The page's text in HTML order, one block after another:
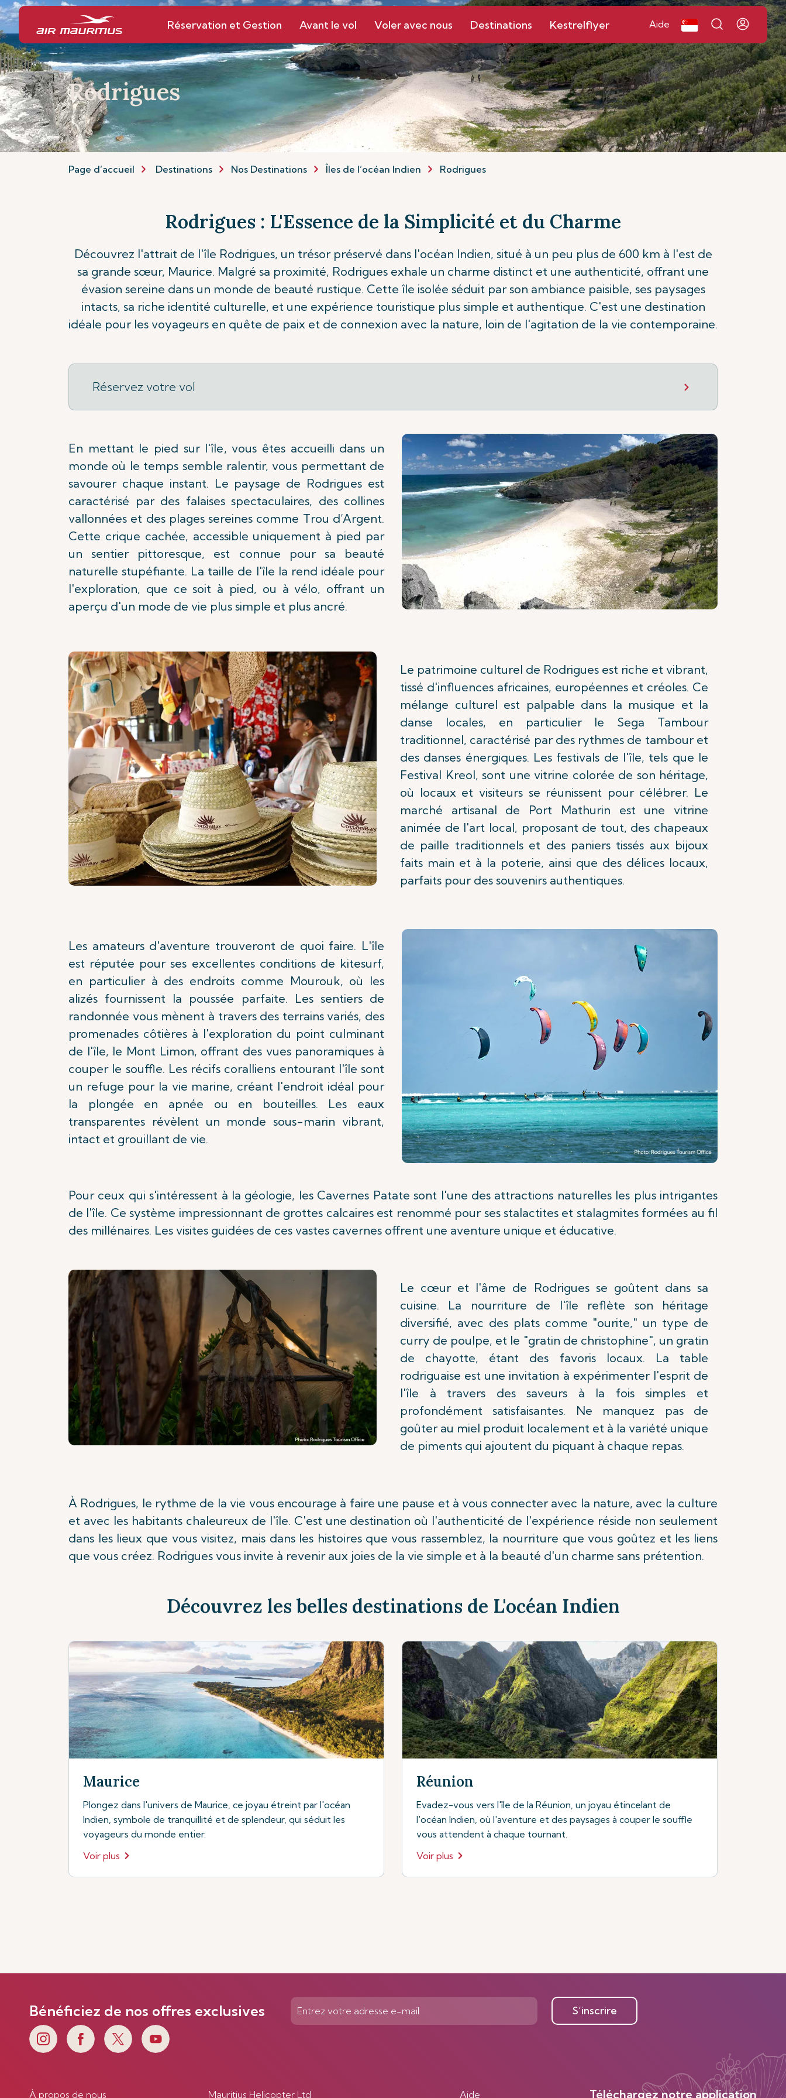
Réservation et Gestion Avant le vol Voler avec nous Destinations Kestrelflyer Aide
Rodrigues
Page d’accueil Destinations Nos Destinations Îles de l’océan Indien Rodrigues
Rodrigues : L'Essence de la Simplicité et du Charme
Découvrez l'attrait de l'île Rodrigues, un trésor préservé dans l'océan Indien, situé à un peu plus de 600 km à l'est de
sa grande sœur, Maurice. Malgré sa proximité, Rodrigues exhale un charme distinct et une authenticité, offrant une
évasion sereine dans un monde de beauté rustique. Cette île isolée séduit par son ambiance paisible, ses paysages
intacts, sa riche identité culturelle, et une expérience touristique plus simple et authentique. C'est une destination
idéale pour les voyageurs en quête de paix et de connexion avec la nature, loin de l'agitation de la vie contemporaine.
Réservez votre vol
En mettant le pied sur l'île, vous êtes accueilli dans un
monde où le temps semble ralentir, vous permettant de
savourer chaque instant. Le paysage de Rodrigues est
caractérisé par des falaises spectaculaires, des collines
vallonnées et des plages sereines comme Trou d’Argent.
Cette crique cachée, accessible uniquement à pied par
un sentier pittoresque, est connue pour sa beauté
naturelle stupéfiante. La taille de l'île la rend idéale pour
l'exploration, que ce soit à pied, ou à vélo, offrant un
aperçu d'un mode de vie plus simple et plus ancré.
Le patrimoine culturel de Rodrigues est riche et vibrant,
tissé d'influences africaines, européennes et créoles. Ce
mélange culturel est palpable dans la musique et la
danse locales, en particulier le Sega Tambour
traditionnel, caractérisé par des rythmes de tambour et
des danses énergiques. Les festivals de l'île, tels que le
Festival Kreol, sont une vitrine colorée de son héritage,
où locaux et visiteurs se réunissent pour célébrer. Le
marché artisanal de Port Mathurin est une vitrine
animée de l'art local, proposant de tout, des chapeaux
de paille traditionnels et des paniers tissés aux bijoux
faits main et à la poterie, ainsi que des délices locaux,
parfaits pour des souvenirs authentiques.
Les amateurs d'aventure trouveront de quoi faire. L'île
est réputée pour ses excellentes conditions de kitesurf,
en particulier à des endroits comme Mourouk, où les
alizés fournissent la poussée parfaite. Les sentiers de
randonnée vous mènent à travers des terrains variés, des
promenades côtières à l'exploration du point culminant
de l'île, le Mont Limon, offrant des vues panoramiques à
couper le souffle. Les récifs coralliens entourant l'île sont
un refuge pour la vie marine, créant l'endroit idéal pour
la plongée en apnée ou en bouteilles. Les eaux
transparentes révèlent un monde sous-marin vibrant,
intact et grouillant de vie.
Pour ceux qui s'intéressent à la géologie, les Cavernes Patate sont l'une des attractions naturelles les plus intrigantes
de l'île. Ce système impressionnant de grottes calcaires est renommé pour ses stalactites et stalagmites formées au fil
des millénaires. Les visites guidées de ces vastes cavernes offrent une aventure unique et éducative.
Le cœur et l'âme de Rodrigues se goûtent dans sa
cuisine. La nourriture de l'île reflète son héritage
diversifié, avec des plats comme "ourite," un type de
curry de poulpe, et le "gratin de christophine", un gratin
de chayotte, étant des favoris locaux. La table
rodriguaise est une invitation à expérimenter l'esprit de
l'île à travers des saveurs à la fois simples et
profondément satisfaisantes. Ne manquez pas de
goûter au miel produit localement et à la variété unique
de piments qui ajoutent du piquant à chaque repas.
À Rodrigues, le rythme de la vie vous encourage à faire une pause et à vous connecter avec la nature, avec la culture
et avec les habitants chaleureux de l'île. C'est une destination où l'authenticité de l'expérience réside non seulement
dans les lieux que vous visitez, mais dans les histoires que vous rassemblez, la nourriture que vous goûtez et les liens
que vous créez. Rodrigues vous invite à revenir aux joies de la vie simple et à la beauté d'un charme sans prétention.
Découvrez les belles destinations de L'océan Indien
Maurice
Plongez dans l'univers de Maurice, ce joyau étreint par l'océan
Indien, symbole de tranquillité et de splendeur, qui séduit les
voyageurs du monde entier.
Voir plus
Réunion
Evadez-vous vers l'île de la Réunion, un joyau étincelant de
l'océan Indien, où l'aventure et des paysages à couper le souffle
vous attendent à chaque tournant.
Voir plus
Bénéficiez de nos offres exclusives S’inscrire
À propos de nous Mauritius Helicopter Ltd Aide Téléchargez notre application